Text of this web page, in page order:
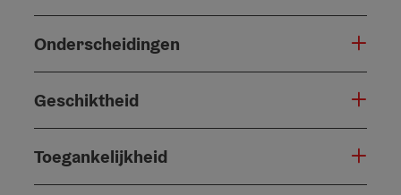
Onderscheidingen
Geschiktheid
Toegankelijkheid